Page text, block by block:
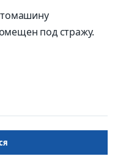
под стражу.